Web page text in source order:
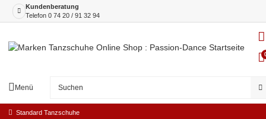
Kundenberatung
Telefon 0 74 20 / 91 32 94
Menü
Standard Tanzschuhe